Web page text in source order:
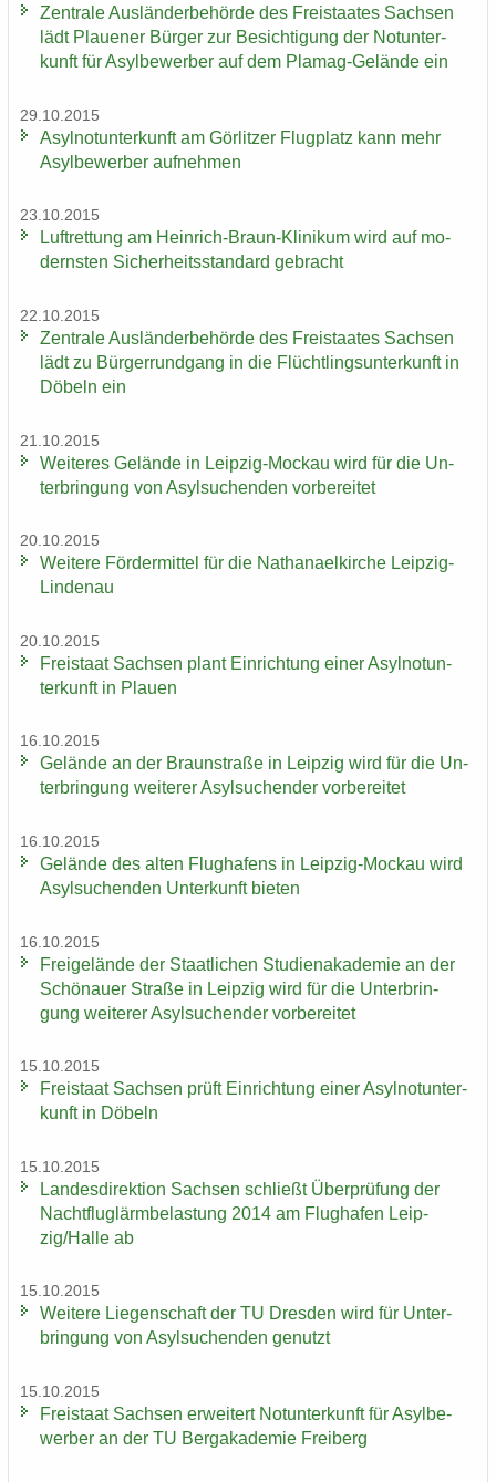
Zen­tra­le Aus­län­der­be­hör­de des Frei­staa­tes Sach­sen
lädt Plaue­ner Bür­ger zur Be­sich­ti­gung der Not­un­ter­
kunft für Asyl­be­wer­ber auf dem Plamag-​Gelände ein
29.10.2015
Asyl­not­un­ter­kunft am Gör­lit­zer Flug­platz kann mehr
Asyl­be­wer­ber auf­neh­men
23.10.2015
Luft­ret­tung am Heinrich-​Braun-Klinikum wird auf mo­
derns­ten Si­cher­heits­stan­dard ge­bracht
22.10.2015
Zen­tra­le Aus­län­der­be­hör­de des Frei­staa­tes Sach­sen
lädt zu Bür­ger­rund­gang in die Flücht­lings­un­ter­kunft in
Dö­beln ein
21.10.2015
Wei­te­res Ge­län­de in Leipzig-​Mockau wird für die Un­
ter­brin­gung von Asyl­su­chen­den vor­be­rei­tet
20.10.2015
Wei­te­re För­der­mit­tel für die Na­tha­nael­kir­che Leipzig-​
Lindenau
20.10.2015
Frei­staat Sach­sen plant Ein­rich­tung einer Asyl­not­un­
ter­kunft in Plau­en
16.10.2015
Ge­län­de an der Braun­stra­ße in Leip­zig wird für die Un­
ter­brin­gung wei­te­rer Asyl­su­chen­der vor­be­rei­tet
16.10.2015
Ge­län­de des alten Flug­ha­fens in Leipzig-​Mockau wird
Asyl­su­chen­den Un­ter­kunft bie­ten
16.10.2015
Frei­ge­län­de der Staat­li­chen Stu­di­en­aka­de­mie an der
Schö­nau­er Stra­ße in Leip­zig wird für die Un­ter­brin­
gung wei­te­rer Asyl­su­chen­der vor­be­rei­tet
15.10.2015
Frei­staat Sach­sen prüft Ein­rich­tung einer Asyl­not­un­ter­
kunft in Dö­beln
15.10.2015
Lan­des­di­rek­ti­on Sach­sen schließt Über­prü­fung der
Nacht­flug­lärm­be­las­tung 2014 am Flug­ha­fen Leip­
zig/Halle ab
15.10.2015
Wei­te­re Lie­gen­schaft der TU Dres­den wird für Un­ter­
brin­gung von Asyl­su­chen­den ge­nutzt
15.10.2015
Frei­staat Sach­sen er­wei­tert Not­un­ter­kunft für Asyl­be­
wer­ber an der TU Berg­aka­de­mie Frei­berg